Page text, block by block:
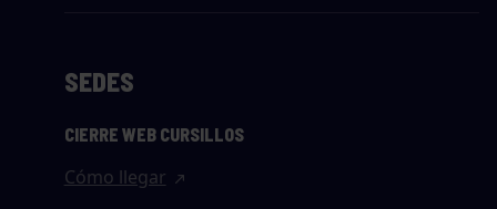
SEDES
CIERRE WEB CURSILLOS
Cómo llegar